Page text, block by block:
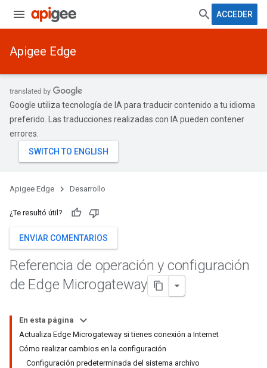
ACCEDER
Apigee Edge
Google utiliza tecnología de IA para traducir contenido a tu idioma
preferido. Las traducciones realizadas con IA pueden contener
errores.
Apigee Edge Desarrollo
¿Te resultó útil?
ENVIAR COMENTARIOS
Referencia de operación y configuración
de Edge Microgateway
En esta página
Actualiza Edge Microgateway si tienes conexión a Internet
Cómo realizar cambios en la configuración
Configuración predeterminada del sistema archivo